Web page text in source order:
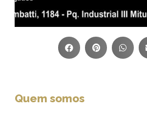
Quem somos